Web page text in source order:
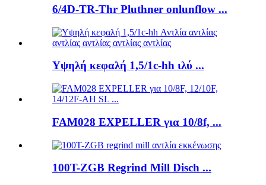
6/4D-TR-Thr Pluthner onlunflow ...
Υψηλή κεφαλή 1,5/1c-hh ιλύ ...
FAM028 EXPELLER για 10/8f, ...
100T-ZGB Regrind Mill Disch ...